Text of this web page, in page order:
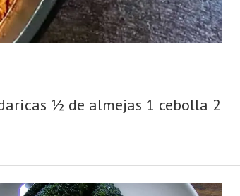
½ de almejas 1 cebolla 2